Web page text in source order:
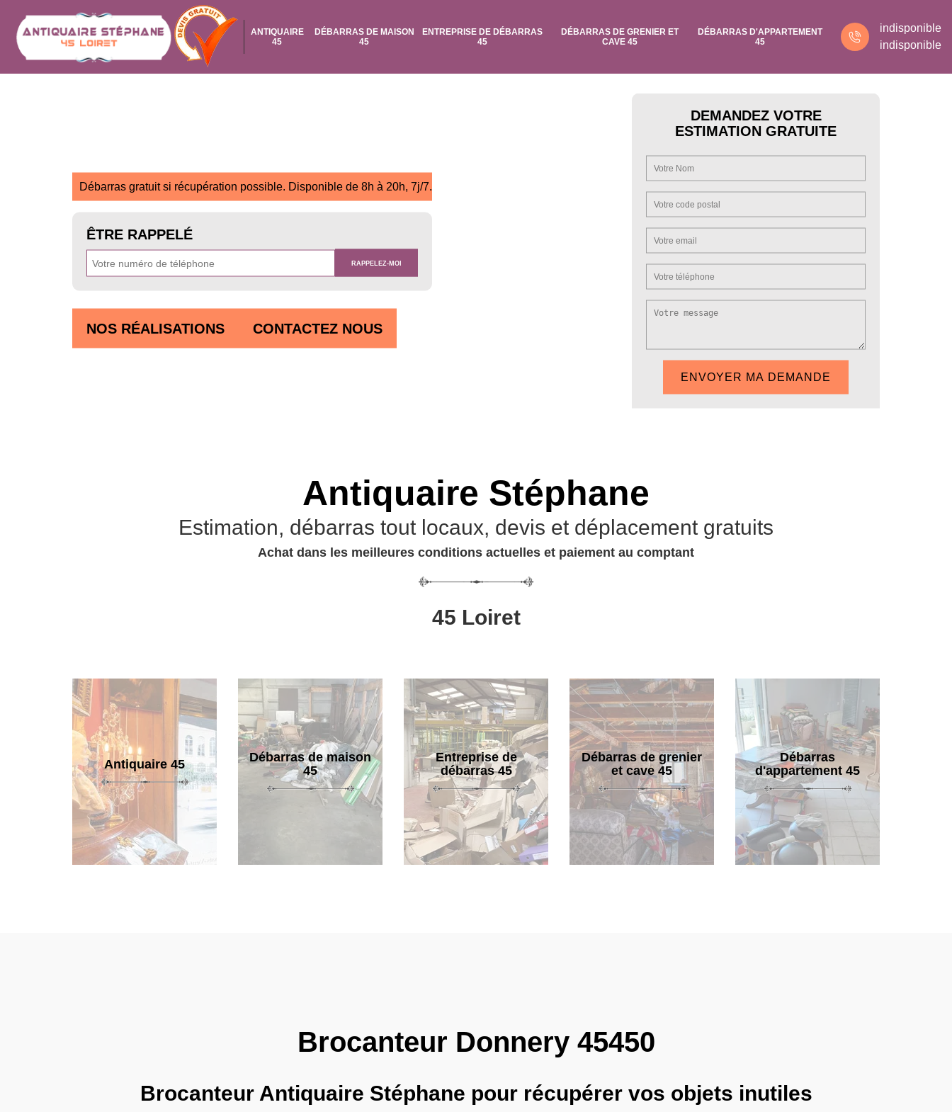
ANTIQUAIRE
45
DÉBARRAS DE MAISON
45
ENTREPRISE DE DÉBARRAS
45
DÉBARRAS DE GRENIER ET
CAVE 45
DÉBARRAS D'APPARTEMENT
45
indisponible
indisponible
Débarras gratuit si récupération possible. Disponible de 8h à 20h, 7j/7.
ÊTRE RAPPELÉ
NOS RÉALISATIONS CONTACTEZ NOUS
DEMANDEZ VOTRE
ESTIMATION GRATUITE
Antiquaire Stéphane
Estimation, débarras tout locaux, devis et déplacement gratuits
Achat dans les meilleures conditions actuelles et paiement au comptant
45 Loiret
Antiquaire 45
Débarras de maison
45
Entreprise de
débarras 45
Débarras de grenier
et cave 45
Débarras
d'appartement 45
Brocanteur Donnery 45450
Brocanteur Antiquaire Stéphane pour récupérer vos objets inutiles